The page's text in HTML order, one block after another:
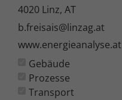
4020 Linz, AT
b.freisais@linzag.at
www.energieanalyse.at
Gebäude
Prozesse
Transport